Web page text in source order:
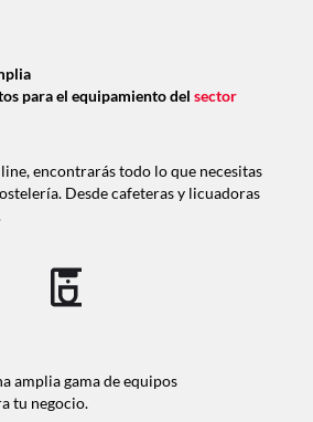
para el equipamiento del sector
encontrarás todo lo que necesitas
Desde cafeteras y licuadoras
amplia gama de equipos
tu negocio.